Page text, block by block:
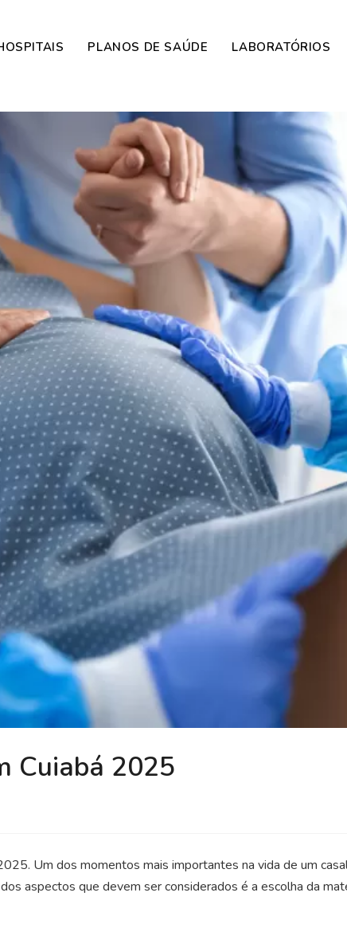
PLANOS DE SAÚDE LABORATÓRIOS
Cuiabá 2025
Um dos momentos mais importantes na vida de um
aspectos que devem ser considerados é a escolha da